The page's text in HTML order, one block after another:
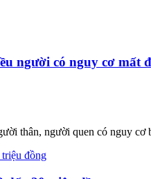
người có nguy cơ mất
thân, người quen có nguy